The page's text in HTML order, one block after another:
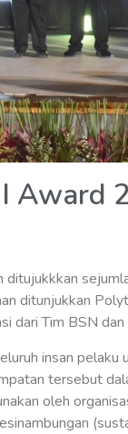
Award
ditunjukkan
dari Tim BSN
insan pelaku
tersebut
oleh